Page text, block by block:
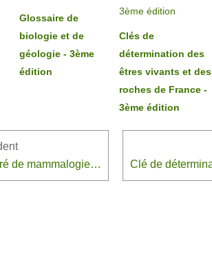
Glossaire de
biologie et de
géologie - 3ème
édition
Clés de
détermination des
êtres vivants et des
roches de France -
3ème édition
Glossaire illustré de mammalogie : Rongeurs